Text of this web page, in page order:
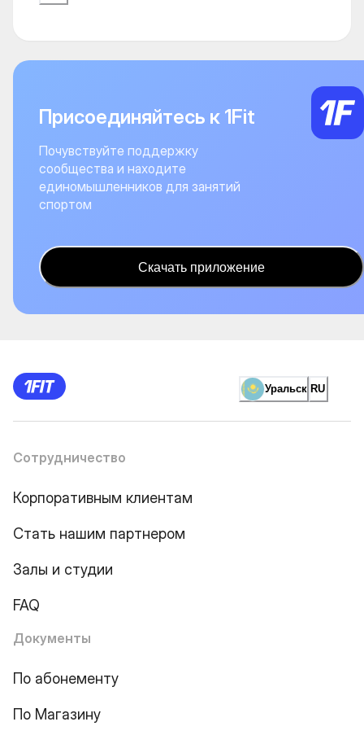
Присоединяйтесь к 1Fit
Почувствуйте поддержку
сообщества и находите
единомышленников для занятий
спортом
Скачать приложение
Уральск RU
Сотрудничество
Корпоративным клиентам
Стать нашим партнером
Залы и студии
FAQ
Документы
По абонементу
По Магазину